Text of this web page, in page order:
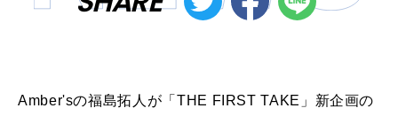
Amber'sの福島拓人が「THE FIRST TAKE」新企画の